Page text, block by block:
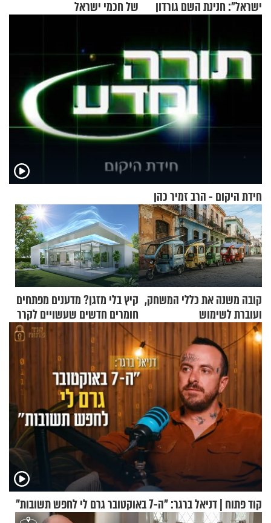
ישראל": חנינת השם גורדון
של חכמי ישראל
חידת היקום - הרב זמיר כהן
קובה משנה את כללי המשחק,
ועוברת לשימוש
בתלת־אופנועים סולאריים
קיץ בלי מזגן? מדענים מפתחים
חומרים חדשים שעשויים לקרר
בתים
קוד פתוח | דניאל ברגר: "ה-7 באוקטובר גרם לי לחפש תשובות"